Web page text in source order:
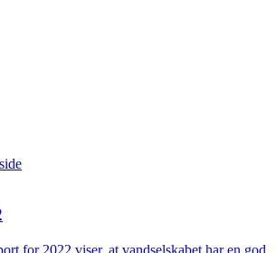
for 2022 viser, at vandselskabet har en god